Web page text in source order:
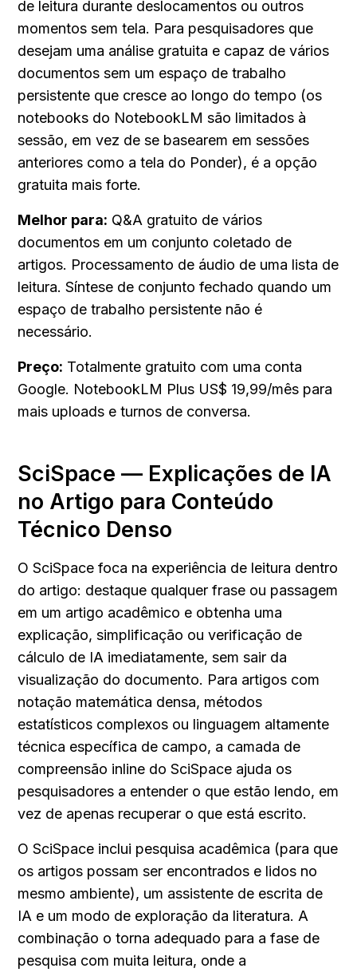
de leitura durante deslocamentos ou outros
momentos sem tela. Para pesquisadores que
desejam uma análise gratuita e capaz de vários
documentos sem um espaço de trabalho
persistente que cresce ao longo do tempo (os
notebooks do NotebookLM são limitados à
sessão, em vez de se basearem em sessões
anteriores como a tela do Ponder), é a opção
gratuita mais forte.
Melhor para: Q&A gratuito de vários
documentos em um conjunto coletado de
artigos. Processamento de áudio de uma lista de
leitura. Síntese de conjunto fechado quando um
espaço de trabalho persistente não é
necessário.
Preço: Totalmente gratuito com uma conta
Google. NotebookLM Plus US$ 19,99/mês para
mais uploads e turnos de conversa.
SciSpace — Explicações de IA
no Artigo para Conteúdo
Técnico Denso
O SciSpace foca na experiência de leitura dentro
do artigo: destaque qualquer frase ou passagem
em um artigo acadêmico e obtenha uma
explicação, simplificação ou verificação de
cálculo de IA imediatamente, sem sair da
visualização do documento. Para artigos com
notação matemática densa, métodos
estatísticos complexos ou linguagem altamente
técnica específica de campo, a camada de
compreensão inline do SciSpace ajuda os
pesquisadores a entender o que estão lendo, em
vez de apenas recuperar o que está escrito.
O SciSpace inclui pesquisa acadêmica (para que
os artigos possam ser encontrados e lidos no
mesmo ambiente), um assistente de escrita de
IA e um modo de exploração da literatura. A
combinação o torna adequado para a fase de
pesquisa com muita leitura, onde a